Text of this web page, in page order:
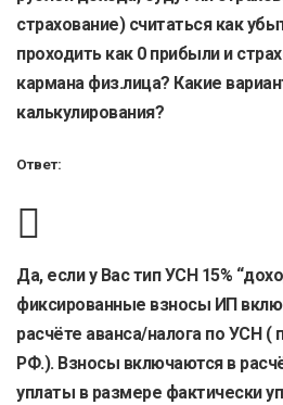
страхование) считаться как
проходить как 0 прибыли и
кармана физ.лица? Какие
калькулирования?
Ответ:
Да, если у Вас тип УСН 15%
фиксированные взносы ИП
расчёте аванса/налога по УСН (
РФ.). Взносы включаются в
уплаты в размере фактически